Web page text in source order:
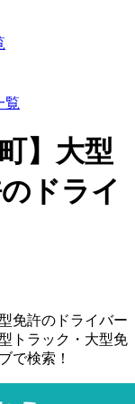
覧
】大型
ドライ
免許の ドライバー
トラック・大型免
で検索！